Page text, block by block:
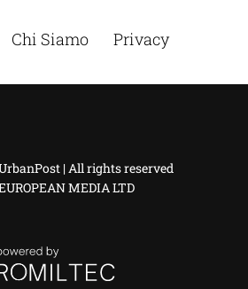
Chi Siamo
Privacy
| All rights reserved
MEDIA LTD